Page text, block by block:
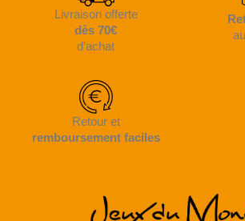
Livraison offerte
dès 70€
d'achat
Retour et
remboursement faciles